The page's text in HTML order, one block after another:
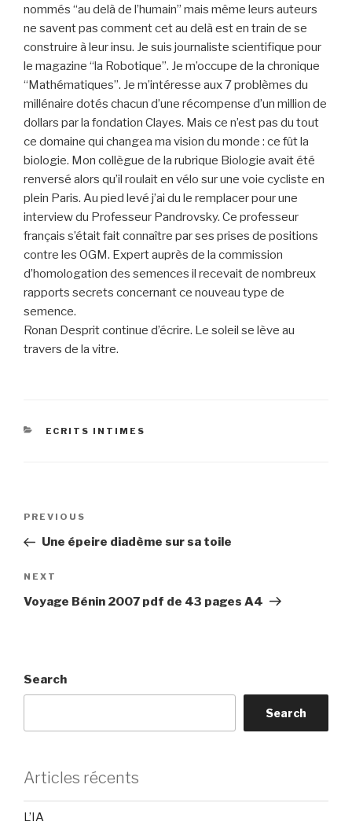
nommés “au delà de l’humain” mais même leurs auteurs
ne savent pas comment cet au delà est en train de se
construire à leur insu. Je suis journaliste scientifique pour
le magazine “la Robotique”. Je m’occupe de la chronique
“Mathématiques”. Je m’intéresse aux 7 problèmes du
millénaire dotés chacun d’une récompense d’un million de
dollars par la fondation Clayes. Mais ce n’est pas du tout
ce domaine qui changea ma vision du monde : ce fût la
biologie. Mon collègue de la rubrique Biologie avait été
renversé alors qu’il roulait en vélo sur une voie cycliste en
plein Paris. Au pied levé j’ai du le remplacer pour une
interview du Professeur Pandrovsky. Ce professeur
français s’était fait connaître par ses prises de positions
contre les OGM. Expert auprès de la commission
d’homologation des semences il recevait de nombreux
rapports secrets concernant ce nouveau type de
semence.
Ronan Desprit continue d’écrire. Le soleil se lève au
travers de la vitre.
CATEGORIES
ECRITS INTIMES
Previous
Post
PREVIOUS
Une épeire diadème sur sa toile
Next
Post
NEXT
Voyage Bénin 2007 pdf de 43 pages A4
Search
Search
Articles récents
L’IA